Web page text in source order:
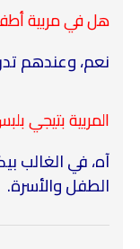
هل في مربية
نعم، وعندهم
المربية بتيجي
آه، في الغالب
الطفل والأسرة.